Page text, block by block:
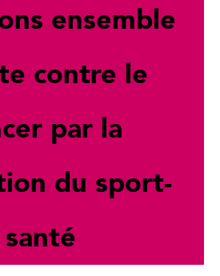
ensemble
contre le
par la
du sport-
santé